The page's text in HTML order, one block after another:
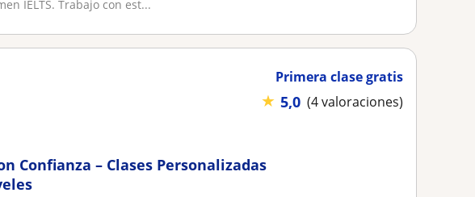
IELTS. Trabajo con est...
Primera clase gratis
★ 5,0 (4 valoraciones)
Confianza – Clases Personalizadas